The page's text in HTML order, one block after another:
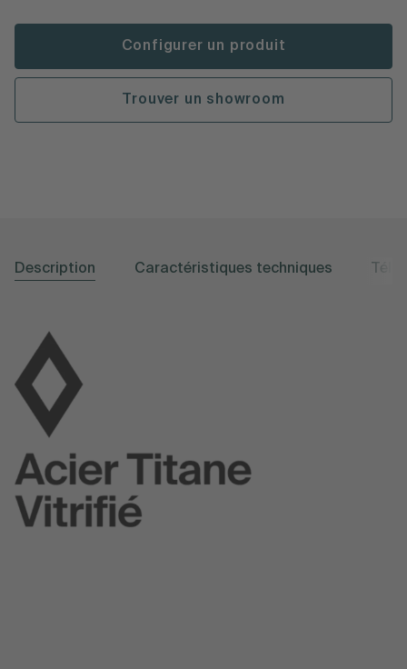
Configurer un produit
Trouver un showroom
Description Caractéristiques techniques